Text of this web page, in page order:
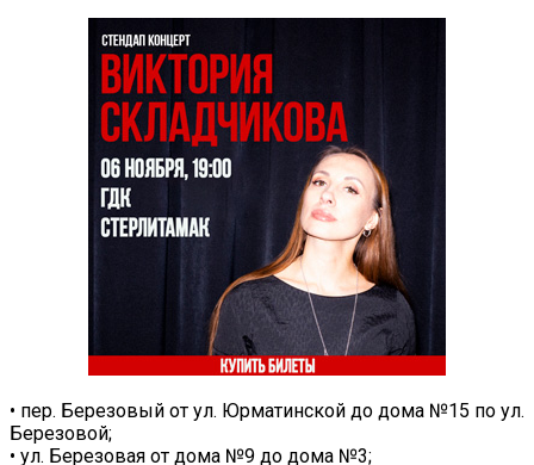
• пер. Березовый от ул. Юрматинской до дома №15 по ул.
Березовой;
• ул. Березовая от дома №9 до дома №3;